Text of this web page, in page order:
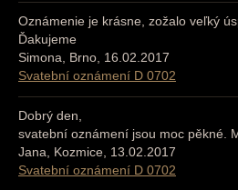
Oznámenie je krásne, zožalo veľký
Ďakujeme
Simona, Brno, 16.02.2017
Svatební oznámení D 0702
Dobrý den,
svatební oznámení jsou moc pěkné.
Jana, Kozmice, 13.02.2017
Svatební oznámení D 0702